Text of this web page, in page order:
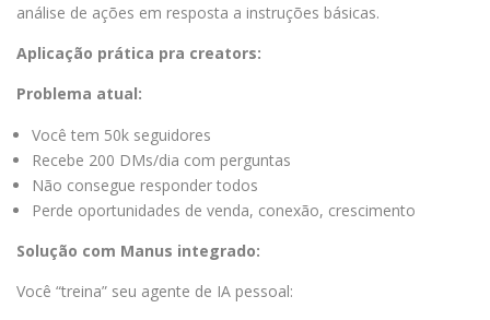
análise de ações em resposta a instruções básicas.
Aplicação prática pra creators:
Problema atual:
Você tem 50k seguidores
Recebe 200 DMs/dia com perguntas
Não consegue responder todos
Perde oportunidades de venda, conexão, crescimento
Solução com Manus integrado:
Você “treina” seu agente de IA pessoal: